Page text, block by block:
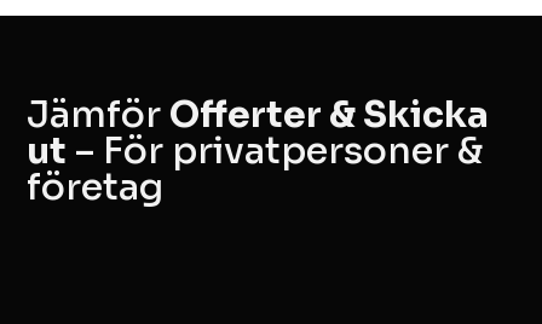
Jämför Offerter & Skicka
ut – För privatpersoner &
företag